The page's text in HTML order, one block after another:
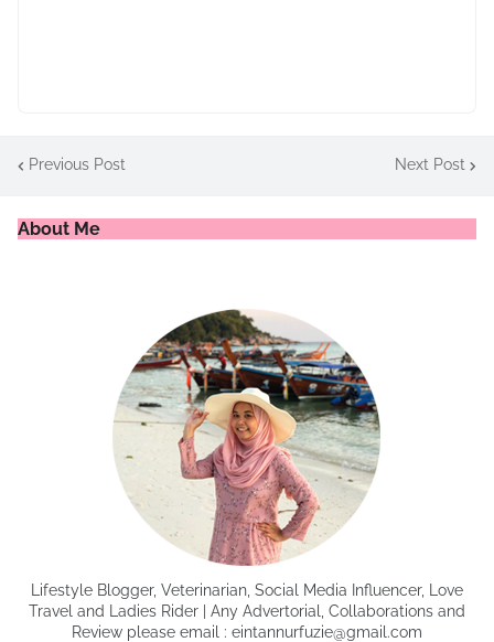
Previous Post Next Post
About Me
Lifestyle Blogger, Veterinarian, Social Media Influencer, Love
Travel and Ladies Rider | Any Advertorial, Collaborations and
Review please email : eintannurfuzie@gmail.com